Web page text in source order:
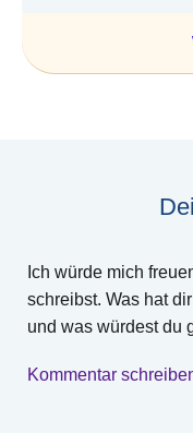
Ich würde mich
schreibst. Was hat
und was würdest du
Kommentar